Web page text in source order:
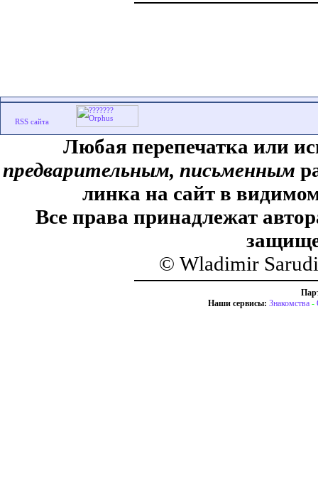
Любая перепечатка или
предварительным, письменным
линка на сайт в
Все права принадлежат
© Wladimir
Наши сервисы: Знакомства -